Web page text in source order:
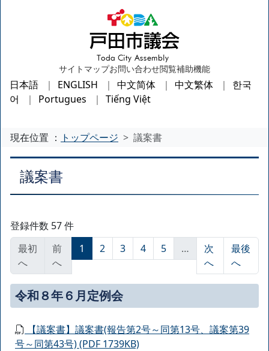
サイトマップお問い合わせ閲覧補助機能
日本語 ENGLISH 中文简体 中文繁体
한국
어
Portugues Tiếng Việt
現在位置 ： トップページ 議案書
議案書
登録件数 57 件
最初
へ
前
へ
1 2 3 4 5 …
次
へ
最後
へ
令和８年６月定例会
【議案書】議案書(報告第2号～同第13号、議案第39
号～同第43号) (PDF 1739KB)